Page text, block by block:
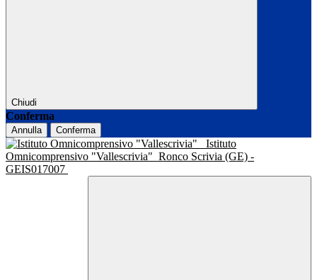
Chiudi
Conferma
Annulla Conferma
Istituto
Omnicomprensivo "Vallescrivia" Ronco Scrivia (GE) -
GEIS017007